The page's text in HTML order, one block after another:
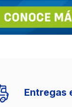
Entregas